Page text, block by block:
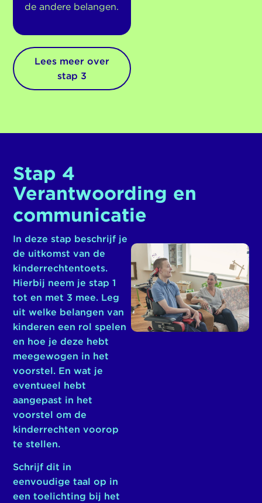
de andere belangen.
Lees meer over
stap 3
Stap 4
Verantwoording en
communicatie
In deze stap beschrijf je
de uitkomst van de
kinderrechtentoets.
Hierbij neem je stap 1
tot en met 3 mee. Leg
uit welke belangen van
kinderen een rol spelen
en hoe je deze hebt
meegewogen in het
voorstel. En wat je
eventueel hebt
aangepast in het
voorstel om de
kinderrechten voorop
te stellen.
Schrijf dit in
eenvoudige taal op in
een toelichting bij het